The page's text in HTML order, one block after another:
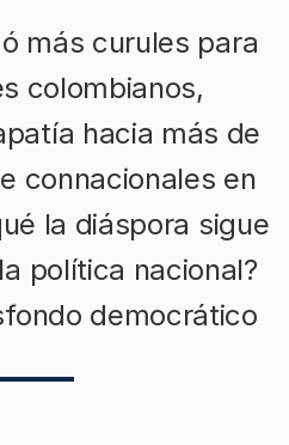
más curules para
colombianos,
hacia más de
connacionales en
la diáspora sigue
política nacional?
democrático